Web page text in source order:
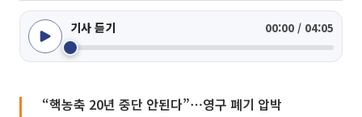
기사 듣기 00:00 / 04:05
“핵농축 20년 중단 안된다”⋯영구 폐기 압박